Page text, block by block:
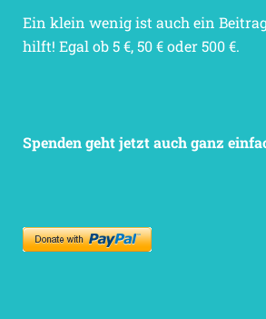
Ein klein wenig ist auch ein
hilft! Egal ob 5 €, 50 € oder 500 €.
Spenden geht jetzt auch ganz